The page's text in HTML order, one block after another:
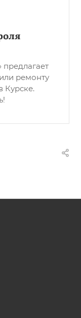
ремонту
Курске.